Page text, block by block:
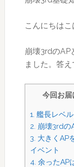
こんにちはこ
崩壊3rdのAP
ました。答え
今回お
1. 艦長レベ
2. 崩壊3rdの
3. 大きくAP
イベント
4. 余ったAP